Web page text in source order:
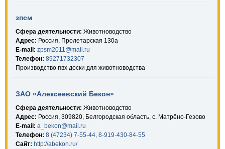
зпсм
Сфера деятельности: Животноводство
Адрес: Россия, Пролетарская 130а
E-mail: zpsm2011@mail.ru
Телефон: 89271732307
Производство пвх доски для животноводства
ЗАО «Алексеевский Бекон»
Сфера деятельности: Животноводство
Адрес: Россия, 309820, Белгородская область, с. Матрёно-Гезово
E-mail: a_bekon@mail.ru
Телефон: 8 (47234) 7-55-44, 8-919-430-84-55
Сайт: http://abekon.ru/